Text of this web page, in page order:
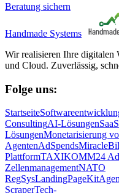
Beratung sichern
Handmade Systems
Wir realisieren Ihre digitalen
und Cloud. Zuverlässig,
Folge uns:
Startseite
ConsultingAI-Lösungen
LösungenMonetarisierung
AgentenAdSpends
PlattformTAXIKOMM24
ZellenmanagementNATO
RegSysLandingPageKit
ScraperTech-